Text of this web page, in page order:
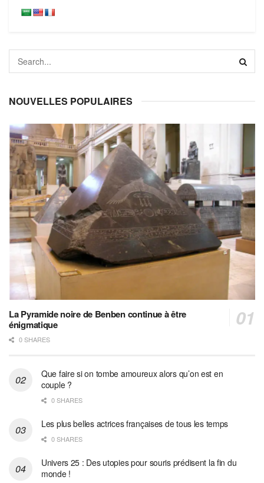
NOUVELLES POPULAIRES
La Pyramide noire de Benben continue à être
énigmatique
0 SHARES
Que faire si on tombe amoureux alors qu’on est en
couple ?
0 SHARES
Les plus belles actrices françaises de tous les temps
0 SHARES
Univers 25 : Des utopies pour souris prédisent la fin du
monde !